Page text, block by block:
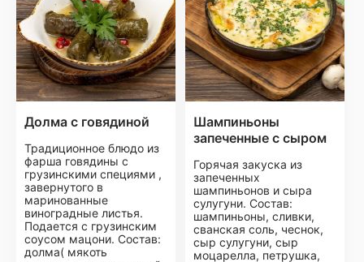
Долма с говядиной
Традиционное блюдо из
фарша говядины с
грузинскими специями ,
завернутого в
маринованные
виноградные листья.
Подается с грузинским
соусом мацони. Состав:
долма( мякоть
Шампиньоны
запеченные с сыром
Горячая закуска из
запеченных
шампиньонов и сыра
сулугуни. Состав:
шампиньоны, сливки,
сванская соль, чеснок,
сыр сулугуни, сыр
моцарелла, петрушка,